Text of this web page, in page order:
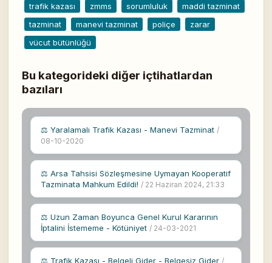
trafik kazası zmms sorumluluk
maddi tazminat
tazminat
manevi tazminat poliçe
zarar
vücut bütünlüğü
Bu kategorideki diğer içtihatlardan
bazıları
⚖ Yaralamalı Trafik Kazası - Manevi Tazminat /
08-10-2020
⚖ Arsa Tahsisi Sözleşmesine Uymayan Kooperatif
Tazminata Mahkum Edildi! / 22 Haziran 2024, 21:33
⚖ Uzun Zaman Boyunca Genel Kurul Kararının
İptalini İstememe - Kötüniyet / 24-03-2021
⚖ Trafik Kazası - Belgeli Gider - Belgesiz Gider /